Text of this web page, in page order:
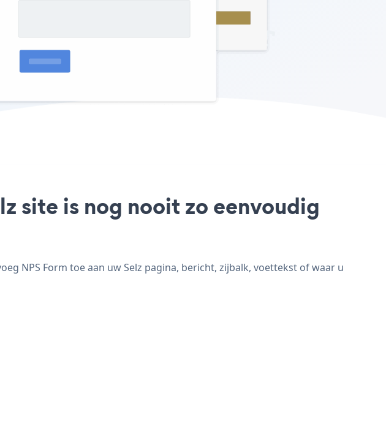
site is nog nooit zo eenvoudig
NPS Form toe aan uw Selz pagina, bericht, zijbalk, voettekst of waar u